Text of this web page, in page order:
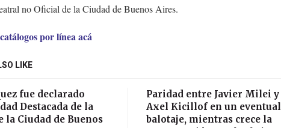
no Oficial de la Ciudad de Buenos Aires.
por línea acá
LIKE
fue declarado
Destacada de la
la Ciudad de Buenos
Paridad entre Javier Milei y
Axel Kicillof en un eventual
balotaje, mientras crece la